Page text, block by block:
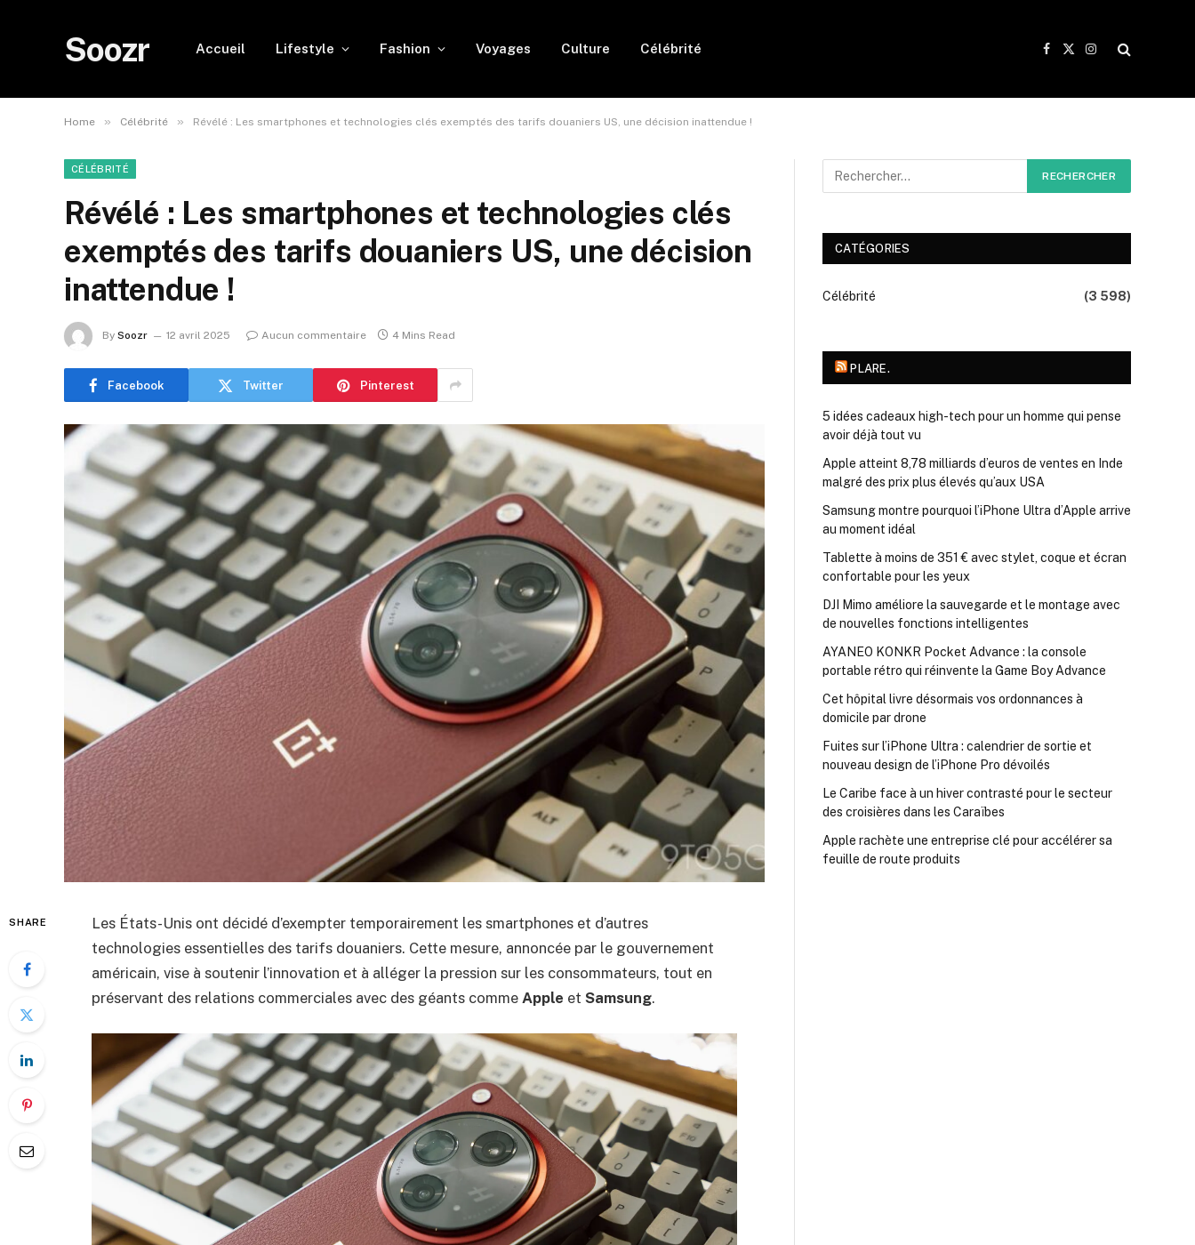
Soozr Accueil Lifestyle Fashion Voyages Culture Célébrité
Facebook
X
Instagram
Home » Célébrité » Révélé : Les smartphones et technologies clés exemptés des tarifs douaniers US, une décision inattendue !
CÉLÉBRITÉ
Révélé : Les smartphones et technologies clés
exemptés des tarifs douaniers US, une décision
inattendue !
By Soozr 12 avril 2025 Aucun commentaire 4 Mins Read
Facebook Twitter Pinterest
SHARE
Les États-Unis ont décidé d’exempter temporairement les smartphones et d’autres
technologies essentielles des tarifs douaniers. Cette mesure, annoncée par le gouvernement
américain, vise à soutenir l’innovation et à alléger la pression sur les consommateurs, tout en
préservant des relations commerciales avec des géants comme Apple et Samsung.
CATÉGORIES
Célébrité (3 598)
PLARE.
5 idées cadeaux high-tech pour un homme qui pense
avoir déjà tout vu
Apple atteint 8,78 milliards d’euros de ventes en Inde
malgré des prix plus élevés qu’aux USA
Samsung montre pourquoi l’iPhone Ultra d’Apple arrive
au moment idéal
Tablette à moins de 351 € avec stylet, coque et écran
confortable pour les yeux
DJI Mimo améliore la sauvegarde et le montage avec
de nouvelles fonctions intelligentes
AYANEO KONKR Pocket Advance : la console
portable rétro qui réinvente la Game Boy Advance
Cet hôpital livre désormais vos ordonnances à
domicile par drone
Fuites sur l’iPhone Ultra : calendrier de sortie et
nouveau design de l’iPhone Pro dévoilés
Le Caribe face à un hiver contrasté pour le secteur
des croisières dans les Caraïbes
Apple rachète une entreprise clé pour accélérer sa
feuille de route produits